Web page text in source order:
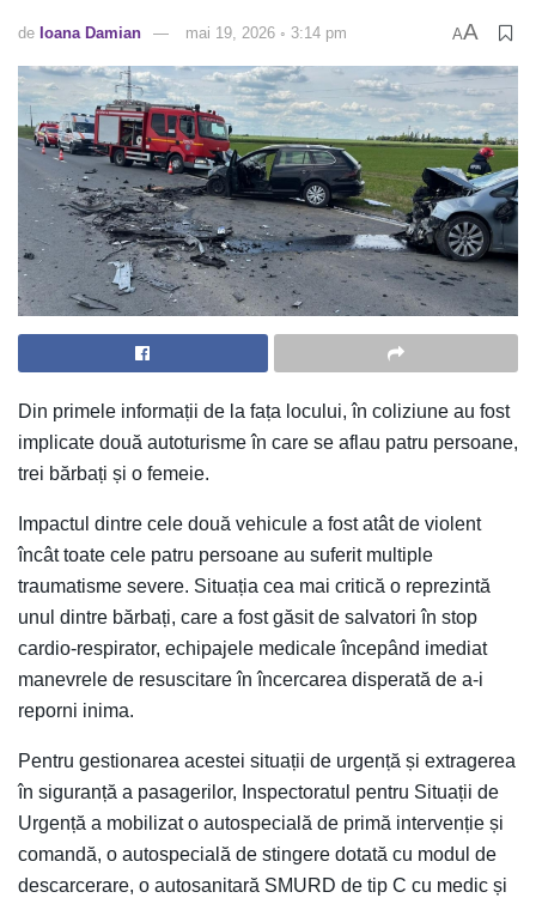
de Ioana Damian mai 19, 2026 ◦ 3:14 pm AA
Din primele informații de la fața locului, în coliziune au fost
implicate două autoturisme în care se aflau patru persoane,
trei bărbați și o femeie.
Impactul dintre cele două vehicule a fost atât de violent
încât toate cele patru persoane au suferit multiple
traumatisme severe. Situația cea mai critică o reprezintă
unul dintre bărbați, care a fost găsit de salvatori în stop
cardio-respirator, echipajele medicale începând imediat
manevrele de resuscitare în încercarea disperată de a-i
reporni inima.
Pentru gestionarea acestei situații de urgență și extragerea
în siguranță a pasagerilor, Inspectoratul pentru Situații de
Urgență a mobilizat o autospecială de primă intervenție și
comandă, o autospecială de stingere dotată cu modul de
descarcerare, o autosanitară SMURD de tip C cu medic și